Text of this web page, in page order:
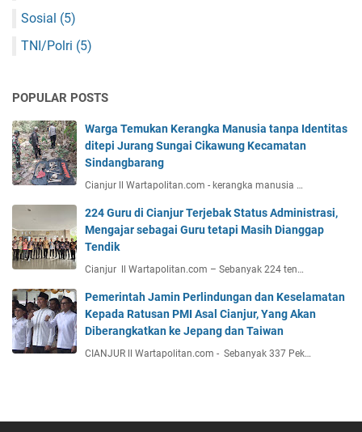
Sosial (5)
TNI/Polri (5)
POPULAR POSTS
Warga Temukan Kerangka Manusia tanpa Identitas
ditepi Jurang Sungai Cikawung Kecamatan
Sindangbarang
Cianjur ll Wartapolitan.com - kerangka manusia …
224 Guru di Cianjur Terjebak Status Administrasi,
Mengajar sebagai Guru tetapi Masih Dianggap
Tendik
Cianjur ll Wartapolitan.com – Sebanyak 224 ten…
Pemerintah Jamin Perlindungan dan Keselamatan
Kepada Ratusan PMI Asal Cianjur, Yang Akan
Diberangkatkan ke Jepang dan Taiwan
CIANJUR ll Wartapolitan.com - Sebanyak 337 Pek…